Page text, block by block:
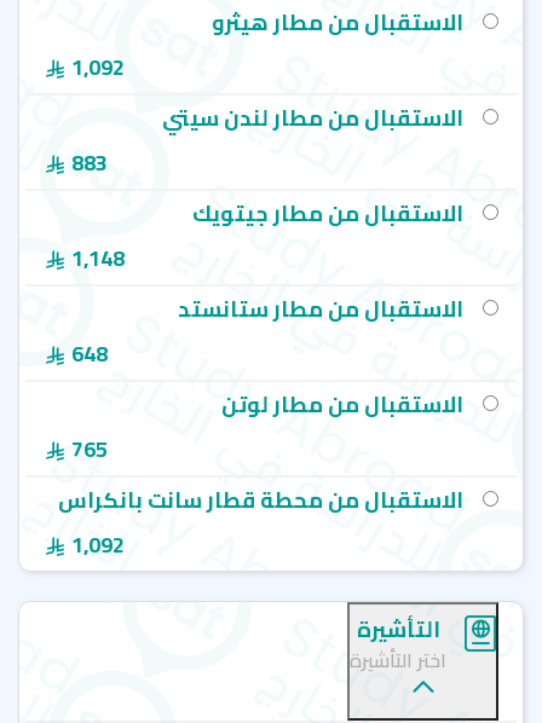
الاستقبال من مطار هيثرو
1,092
الاستقبال من مطار لندن سيتي
883
الاستقبال من مطار جيتويك
1,148
الاستقبال من مطار ستانستد
648
الاستقبال من مطار لوتن
765
الاستقبال من محطة قطار سانت بانكراس
1,092
التأشيرة
اختر التأشيرة